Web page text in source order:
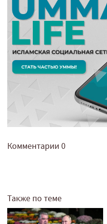
Комментарии 0
Также по теме